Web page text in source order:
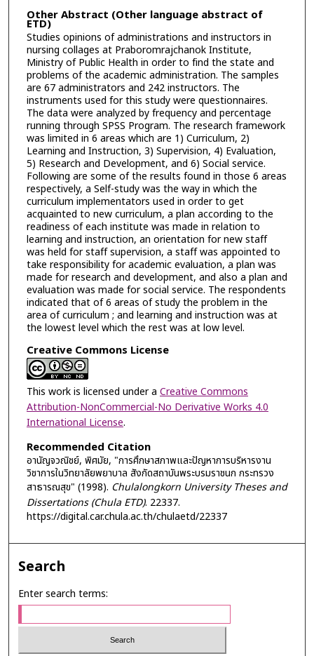
Other Abstract (Other language abstract of
ETD)
Studies opinions of administrations and instructors in
nursing collages at Praboromrajchanok Institute,
Ministry of Public Health in order to find the state and
problems of the academic administration. The samples
are 67 administrators and 242 instructors. The
instruments used for this study were questionnaires.
The data were analyzed by frequency and percentage
running through SPSS Program. The research framework
was limited in 6 areas which are 1) Curriculum, 2)
Learning and Instruction, 3) Supervision, 4) Evaluation,
5) Research and Development, and 6) Social service.
Following are some of the results found in those 6 areas
respectively, a Self-study was the way in which the
curriculum implementators used in order to get
acquainted to new curriculum, a plan according to the
readiness of each institute was made in relation to
learning and instruction, an orientation for new staff
was held for staff supervision, a staff was appointed to
take responsibility for academic evaluation, a plan was
made for research and development, and also a plan and
evaluation was made for social service. The respondents
indicated that of 6 areas of study the problem in the
area of curriculum ; and learning and instruction was at
the lowest level which the rest was at low level.
Creative Commons License
This work is licensed under a Creative Commons
Attribution-NonCommercial-No Derivative Works 4.0
International License.
Recommended Citation
อานัญจวณิชย์, พิศมัย, "การศึกษาสภาพและปัญหาการบริหารงาน
วิชาการในวิทยาลัยพยาบาล สังกัดสถาบันพระบรมราชนก กระทรวง
สาธารณสุข" (1998). Chulalongkorn University Theses and
Dissertations (Chula ETD). 22337.
https://digital.car.chula.ac.th/chulaetd/22337
Search
Enter search terms: